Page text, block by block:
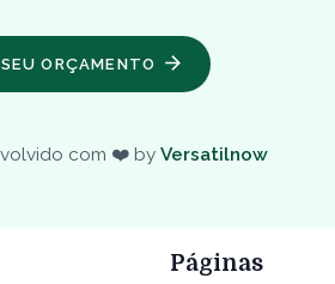
ORÇAMENTO
com ❤️ by Versatilnow
Páginas